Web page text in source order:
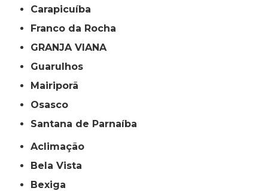
Carapicuíba
Franco da Rocha
GRANJA VIANA
Guarulhos
Mairiporã
Osasco
Santana de Parnaíba
Aclimação
Bela Vista
Bexiga